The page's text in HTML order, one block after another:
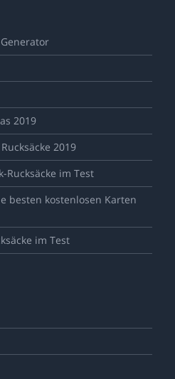
2019
2019
Rucksäcke im Test
besten kostenlosen Karten
im Test